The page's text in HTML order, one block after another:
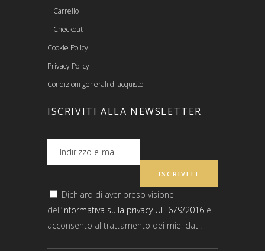
Carrello
Checkout
Cookie Policy
Privacy Policy
Condizioni generali di acquisto
ISCRIVITI ALLA NEWSLETTER
Dichiaro di aver preso visione
dell’informativa sulla privacy UE 679/2016 e
acconsento al trattamento dei miei dati.